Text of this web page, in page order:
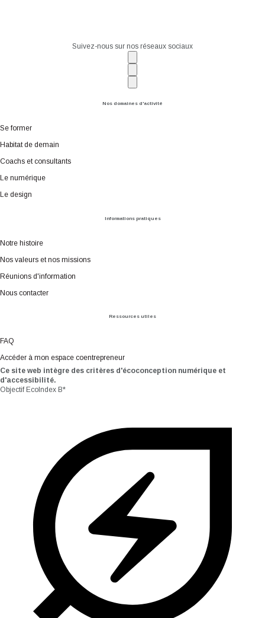
Suivez-nous sur nos réseaux sociaux
Nos domaines d'activité
Se former
Habitat de demain
Coachs et consultants
Le numérique
Le design
Informations pratiques
Notre histoire
Nos valeurs et nos missions
Réunions d'information
Nous contacter
Ressources utiles
FAQ
Accéder à mon espace coentrepreneur
Ce site web intègre des critères d'écoconception numérique et
d'accessibilité.
Objectif EcoIndex B*